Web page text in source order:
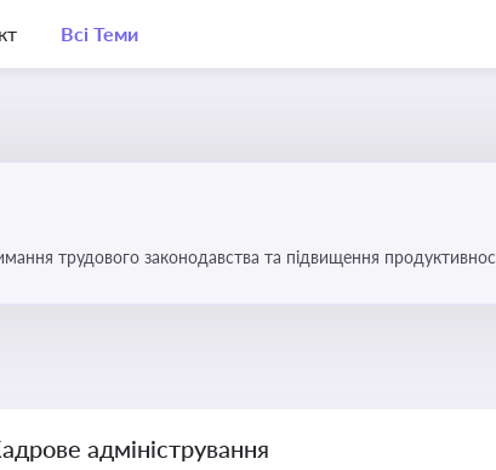
Всі Теми
трудового законодавства та підвищення
адміністрування